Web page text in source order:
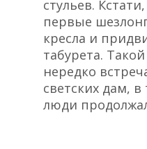
стульев.
первые
кресла и
табурета.
нередко
светских дам,
люди